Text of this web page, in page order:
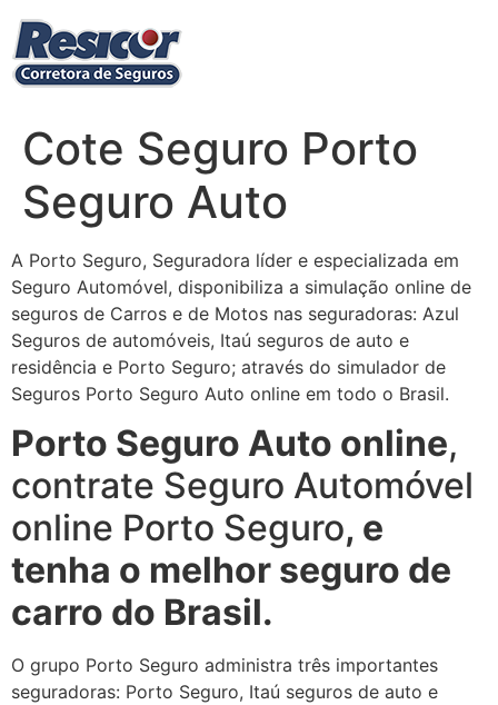
para
conteúdo
Cote Seguro Porto
Seguro Auto
A Porto Seguro, Seguradora líder e especializada em
Seguro Automóvel, disponibiliza a simulação online de
seguros de Carros e de Motos nas seguradoras: Azul
Seguros de automóveis, Itaú seguros de auto e
residência e Porto Seguro; através do simulador de
Seguros Porto Seguro Auto online em todo o Brasil.
Porto Seguro Auto online,
contrate Seguro Automóvel
online Porto Seguro, e
tenha o melhor seguro de
carro do Brasil.
O grupo Porto Seguro administra três importantes
seguradoras: Porto Seguro, Itaú seguros de auto e